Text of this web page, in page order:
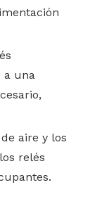
a una
aire y los
relés